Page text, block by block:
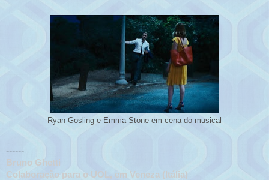
Ryan Gosling e Emma Stone em cena do musical
------
Bruno Ghetti
Colaboração para o UOL, em Veneza (Itália)